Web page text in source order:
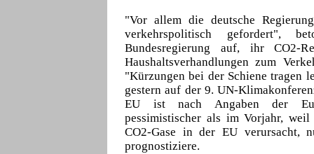
"Vor allem die deutsche
verkehrspolitisch gefordert",
Bundesregierung auf, ihr CO2-
Haushaltsverhandlungen zum
"Kürzungen bei der Schiene tragen
gestern auf der 9. UN-
EU ist nach Angaben der
pessimistischer als im Vorjahr,
CO2-Gase in der EU verursacht,
prognostiziere.